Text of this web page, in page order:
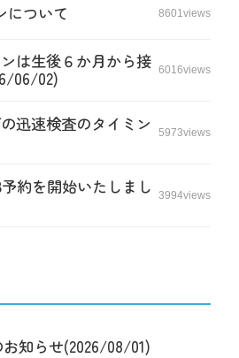
について 8601views
は生後６か月から接
06/02)
6016views
迅速検査のタイミン
5973views
約を開始いたしまし
3994views
知らせ(2026/08/01)